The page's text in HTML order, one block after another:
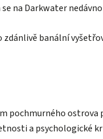
na Darkwater
banální
pochmurného
a psychologické